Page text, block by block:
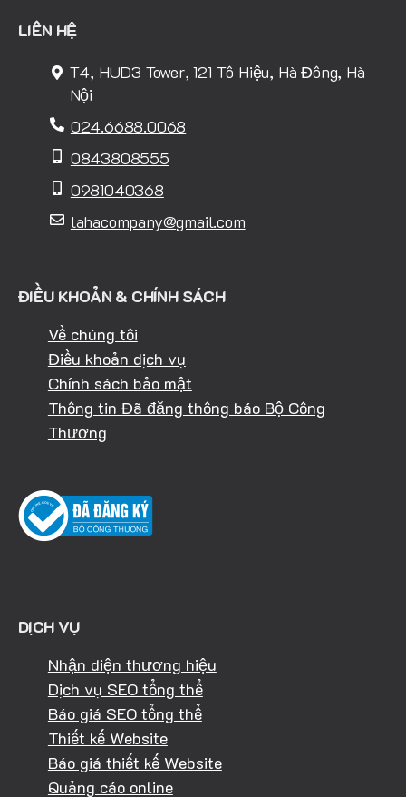
LIÊN HỆ
T4, HUD3 Tower, 121 Tô Hiệu, Hà Đông, Hà
Nội
024.6688.0068
0843808555
0981040368
lahacompany@gmail.com
ĐIỀU KHOẢN & CHÍNH SÁCH
Về chúng tôi
Điều khoản dịch vụ
Chính sách bảo mật
Thông tin Đã đăng thông báo Bộ Công
Thương
DỊCH VỤ
Nhận diện thương hiệu
Dịch vụ SEO tổng thể
Báo giá SEO tổng thể
Thiết kế Website
Báo giá thiết kế Website
Quảng cáo online